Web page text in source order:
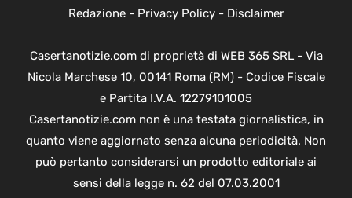
Redazione- Privacy Policy- Disclaimer
Casertanotizie.com di proprietà di WEB 365 SRL - Via
Nicola Marchese 10, 00141 Roma (RM) - Codice Fiscale
e Partita I.V.A. 12279101005
Casertanotizie.com non è una testata giornalistica, in
quanto viene aggiornato senza alcuna periodicità. Non
può pertanto considerarsi un prodotto editoriale ai
sensi della legge n. 62 del 07.03.2001